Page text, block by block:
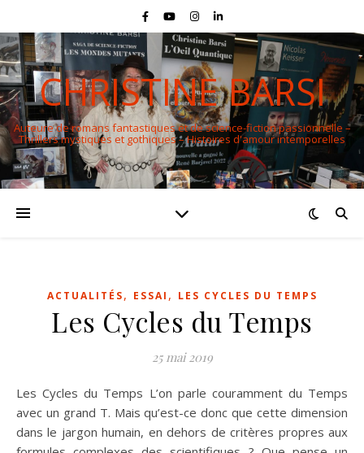
CHRISTINE BARSI
Auteure de romans fantastiques et de science-fiction passionnelle –
Thrillers mystiques et gothiques – Histoires d'amour intemporelles
ACTUALITÉS, ESSAI , LES CYCLES DU TEMPS
Les Cycles du Temps
25 mai 2019
Les Cycles du Temps L’on parle couramment du Temps
avec un grand T. Mais qu’est-ce donc que cette dimension
dans le jargon humain, en dehors de critères propres aux